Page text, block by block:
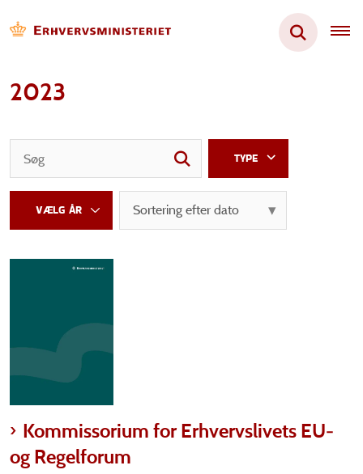
2023
TYPE
Kommissorium for Erhvervslivets EU-
og Regelforum